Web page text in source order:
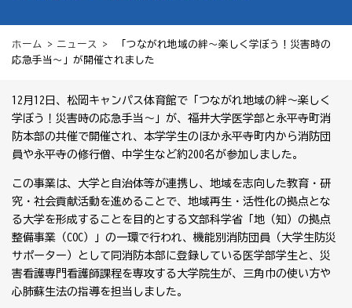
ホーム > ニュース
> 「つながれ地域の絆～楽しく学ぼう！災害時の
応急手当～」が開催されました
12月12日、松岡キャンパス体育館で「つながれ地域の絆～楽しく
学ぼう！災害時の応急手当～」が、福井大学医学部と永平寺町消
防本部の共催で開催され、本学学生のほか永平寺町内から消防団
員や永平寺の修行僧、中学生など約200名が参加しました。
この事業は、大学と自治体等が連携し、地域を志向した教育・研
究・社会貢献活動を進めることで、地域再生・活性化の拠点とな
る大学を形成することを目的とする文部科学省「地（知）の拠点
整備事業（COC）」の一環で行われ、機能別消防団員（大学生防災
サポーター）として同消防本部に登録している医学部学生と、災
害看護専門看護師課程を専攻する大学院生が、三角巾の使い方や
心肺蘇生法の指導を担当しました。